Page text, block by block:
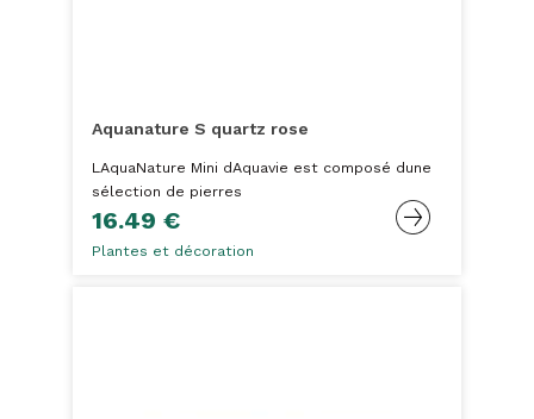
Aquanature S quartz rose
LAquaNature Mini dAquavie est composé dune
sélection de pierres
16.49 €
Plantes et décoration